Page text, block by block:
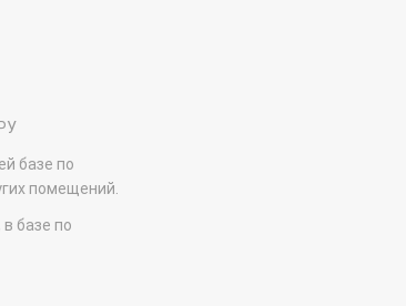
базе по
помещений.
базе по